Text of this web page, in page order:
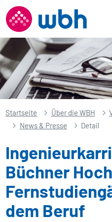
Startseite Über die WBH
News & Presse
Detail
Büchner
dem Beruf